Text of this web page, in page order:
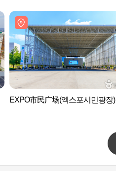
EXPO市民广场(엑스포시민광장)